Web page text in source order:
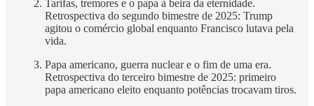
Tarifas, tremores e o papa à beira da eternidade.
Retrospectiva do segundo bimestre de 2025: Trump
agitou o comércio global enquanto Francisco lutava pela
vida.
Papa americano, guerra nuclear e o fim de uma era.
Retrospectiva do terceiro bimestre de 2025: primeiro
papa americano eleito enquanto potências trocavam tiros.